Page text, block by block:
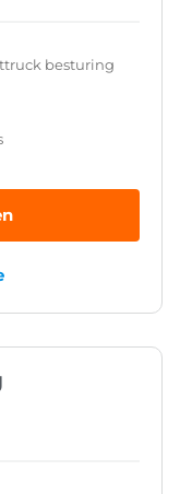
besturing